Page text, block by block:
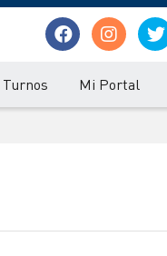
Turnos Mi Portal